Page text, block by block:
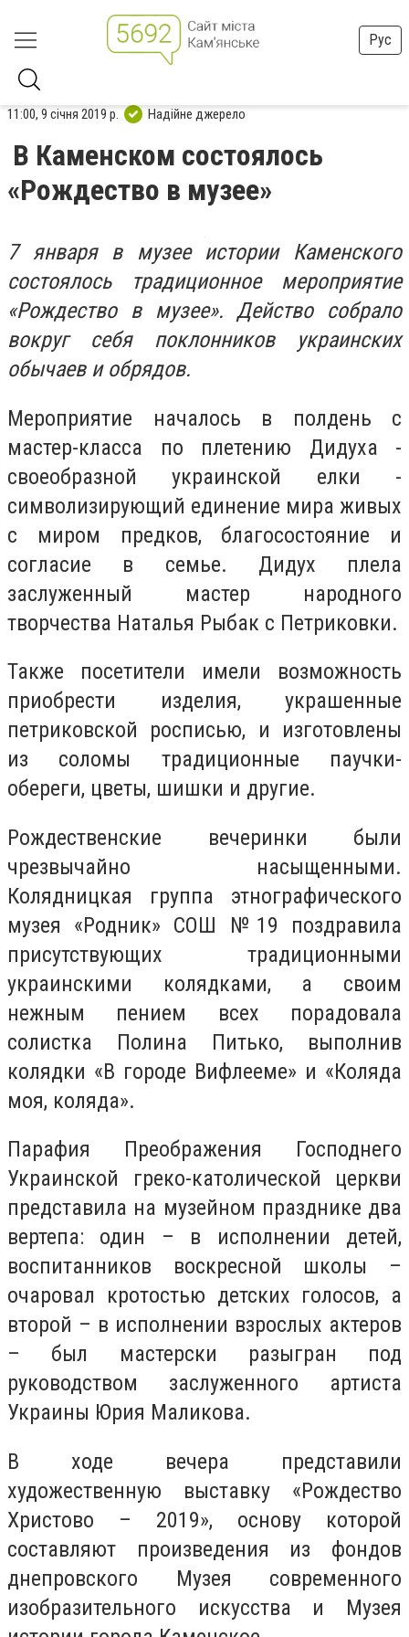
Рус
11:00, 9 січня 2019 р. Надійне джерело
В Каменском состоялось
«Рождество в музее»
7 января в музее истории Каменского
состоялось традиционное мероприятие
«Рождество в музее». Действо собрало
вокруг себя поклонников украинских
обычаев и обрядов.
Мероприятие началось в полдень с
мастер-класса по плетению Дидуха -
своеобразной украинской елки -
символизирующий единение мира живых
с миром предков, благосостояние и
согласие в семье. Дидух плела
заслуженный мастер народного
творчества Наталья Рыбак с Петриковки.
Также посетители имели возможность
приобрести изделия, украшенные
петриковской росписью, и изготовлены
из соломы традиционные паучки-
обереги, цветы, шишки и другие.
Рождественские вечеринки были
чрезвычайно насыщенными.
Колядницкая группа этнографического
музея «Родник» СОШ №19 поздравила
присутствующих традиционными
украинскими колядками, а своим
нежным пением всех порадовала
солистка Полина Питько, выполнив
колядки «В городе Вифлееме» и «Коляда
моя, коляда».
Парафия Преображения Господнего
Украинской греко-католической церкви
представила на музейном празднике два
вертепа: один – в исполнении детей,
воспитанников воскресной школы –
очаровал кротостью детских голосов, а
второй – в исполнении взрослых актеров
– был мастерски разыгран под
руководством заслуженного артиста
Украины Юрия Маликова.
В ходе вечера представили
художественную выставку «Рождество
Христово – 2019», основу которой
составляют произведения из фондов
днепровского Музея современного
изобразительного искусства и Музея